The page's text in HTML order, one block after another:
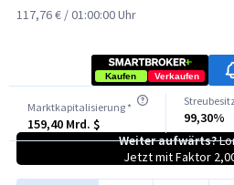
117,76 € /01:00:00 Uhr
Kaufen Verkaufen
Marktkapitalisierung *
159,40 Mrd. $ 99,30%
Weiter aufwärts?
Jetzt mit Faktor